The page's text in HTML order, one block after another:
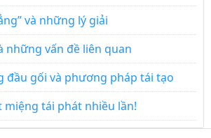
và những lý giải
những vấn đề liên quan
đầu gối và phương pháp tái tạo
tái phát nhiều lần!